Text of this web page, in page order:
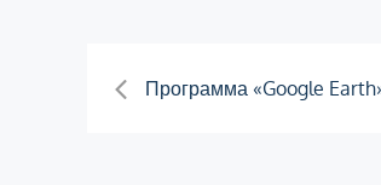
Навигация
Программа «Google